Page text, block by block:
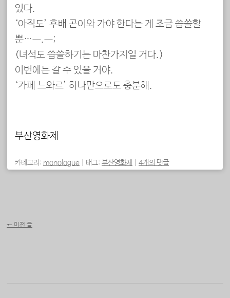
있다.
‘아직도’ 후배 곤이와 가야 한다는 게 조금 씁쓸할
뿐…ㅡ.ㅡ;
(녀석도 씁쓸하기는 마찬가지일 거다.)
이번에는 갈 수 있을 거야.
‘카페 느와르’ 하나만으로도 충분해.
부산영화제
카테고리: monologue 태그: 부산영화제 4개의 댓글
← 이전 글